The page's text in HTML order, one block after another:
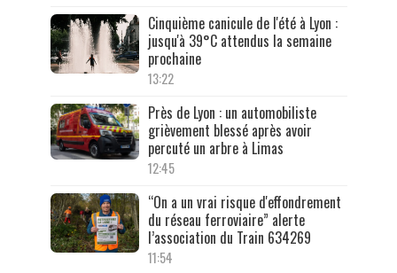
Cinquième canicule de l'été à Lyon :
jusqu'à 39°C attendus la semaine
prochaine
13:22
Près de Lyon : un automobiliste
grièvement blessé après avoir
percuté un arbre à Limas
12:45
“On a un vrai risque d'effondrement
du réseau ferroviaire” alerte
l’association du Train 634269
11:54